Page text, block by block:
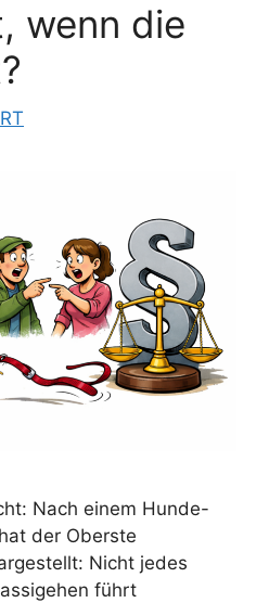
wenn die
Nach einem Hunde-
der Oberste
Nicht jedes
führt